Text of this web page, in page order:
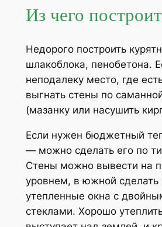
Из чего
Недорого построить
шлакоблока, пенобетона.
неподалеку место, где
выгнать стены по
(мазанку или насушить
Если нужен бюджетный
— можно сделать его по
Стены можно вывести на
уровнем, в южной сделать
утепленные окна с
стеклами. Хорошо